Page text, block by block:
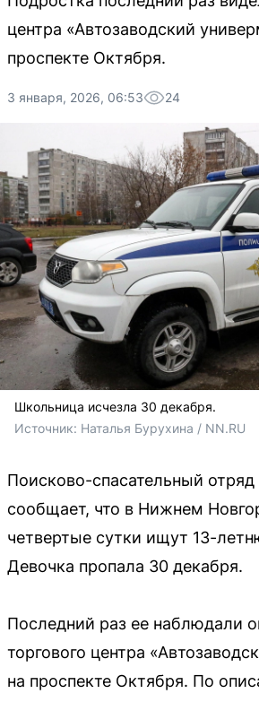
центра «Автозаводский
проспекте Октября.
3 января, 2026, 06:53 24
Школьница исчезла 30 декабря.
Источник: Наталья Бурухина / NN.RU
Поисково-спасательный отряд
сообщает, что в Нижнем
четвертые сутки ищут 13-
Девочка пропала 30 декабря.
Последний раз ее наблюдали
торгового центра
на проспекте Октября. По